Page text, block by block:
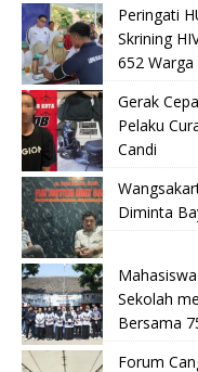
Peringati
Skrining
652 Warga
Gerak
Pelaku
Candi
Diminta
Sekolah
Bersama
Forum